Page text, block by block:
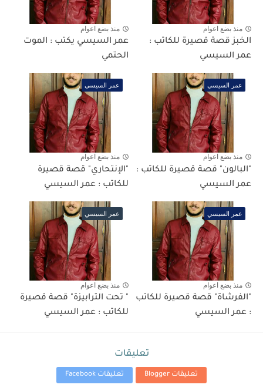
منذ بضع اعوام
الخبز قصة قصيرة للكاتب :
عمر السيسي
منذ بضع اعوام
عمر السيسي يكتب : الموت
الحتمي
عمر السيسي
منذ بضع اعوام
"البالون" قصة قصيرة للكاتب :
عمر السيسي
عمر السيسي
منذ بضع اعوام
"الإنتحاري" قصة قصيرة
للكاتب : عمر السيسي
عمر السيسي
منذ بضع اعوام
"الفرشاة" قصة قصيرة للكاتب
: عمر السيسي
عمر السيسي
منذ بضع اعوام
" تحت الترابيزة" قصة قصيرة
للكاتب : عمر السيسي
تعليقات
تعليقات Blogger تعليقات Facebook